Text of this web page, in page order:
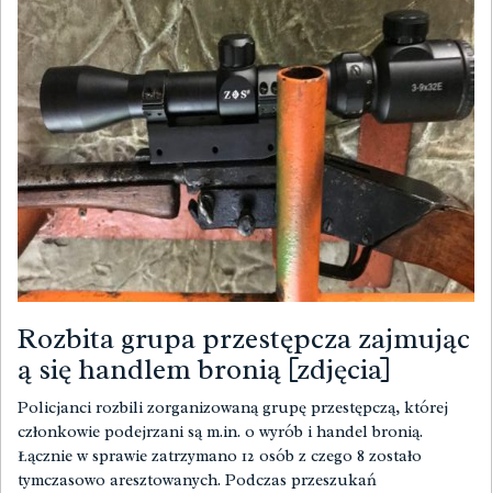
Rozbita grupa przestępcza zajmując
ą się handlem bronią [zdjęcia]
Policjanci rozbili zorganizowaną grupę przestępczą, której
członkowie podejrzani są m.in. o wyrób i handel bronią.
Łącznie w sprawie zatrzymano 12 osób z czego 8 zostało
tymczasowo aresztowanych. Podczas przeszukań